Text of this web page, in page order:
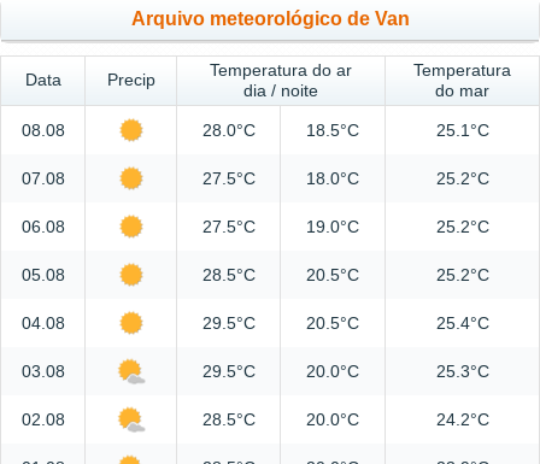
Arquivo meteorológico de Van
Data Precip
Temperatura do ar
dia / noite
Temperatura
do mar
08.08 28.0°C 18.5°C 25.1°C
07.08 27.5°C 18.0°C 25.2°C
06.08 27.5°C 19.0°C 25.2°C
05.08 28.5°C 20.5°C 25.2°C
04.08 29.5°C 20.5°C 25.4°C
03.08 29.5°C 20.0°C 25.3°C
02.08 28.5°C 20.0°C 24.2°C